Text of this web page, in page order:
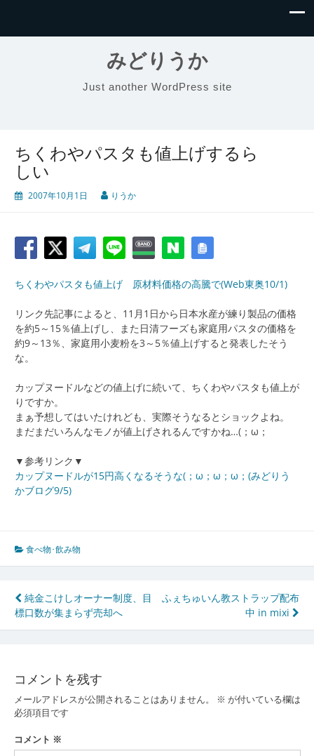
みどりうか
Just another WordPress site
ちくわやパスタも値上げするら
しい
2007年10月1日 りうか
ちくわやパスタも値上げ 原材料価格の高騰で(Web東奥10/1)
リンク先記事によると、11月1日から日本水産が練り製品の価格
を約5～15％値上げし、また日清フーズも家庭用パスタの価格を
約9～13％、家庭用小麦粉を3～5％値上げすると発表したそう
な。
カップヌードルなどの値上げに続いて、ちくわやパスタも値上が
りですか。
まぁ予想してはいたけれども、実際そうなるとショックよね。
まだまだいろんなモノが値上げされるんですかね…(；ω；
▼参考リンク▼
カップヌードルが15円高くなるそうな(；ω；ω；ω；(みどりう
かブログ9/5)
食べ物･飲み物
投
稿
ビ
ゲ
ー
シ
純金こけしオーナー制度、目
標口数が集まらず売却へ
ふぇちゅいん教ストラップ配布
中 in mixi
コメントを残す
メールアドレスが公開されることはありません。 ※ が付いている欄は
必須項目です
コメント ※